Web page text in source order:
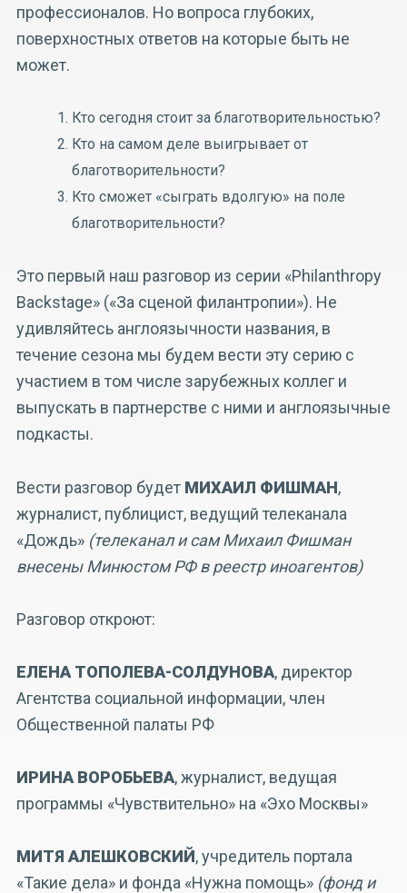
профессионалов. Но вопроса глубоких,
поверхностных ответов на которые быть не
может.
Кто сегодня стоит за благотворительностью?
Кто на самом деле выигрывает от
благотворительности?
Кто сможет «сыграть вдолгую» на поле
благотворительности?
Это первый наш разговор из серии «Philanthropy
Backstage» («За сценой филантропии»). Не
удивляйтесь англоязычности названия, в
течение сезона мы будем вести эту серию с
участием в том числе зарубежных коллег и
выпускать в партнерстве с ними и англоязычные
подкасты.
Вести разговор будет МИХАИЛ ФИШМАН,
журналист, публицист, ведущий телеканала
«Дождь» (телеканал и сам Михаил Фишман
внесены Минюстом РФ в реестр иноагентов)
Разговор откроют:
ЕЛЕНА ТОПОЛЕВА-СОЛДУНОВА, директор
Агентства социальной информации, член
Общественной палаты РФ
ИРИНА ВОРОБЬЕВА, журналист, ведущая
программы «Чувствительно» на «Эхо Москвы»
МИТЯ АЛЕШКОВСКИЙ, учредитель портала
«Такие дела» и фонда «Нужна помощь» (фонд и